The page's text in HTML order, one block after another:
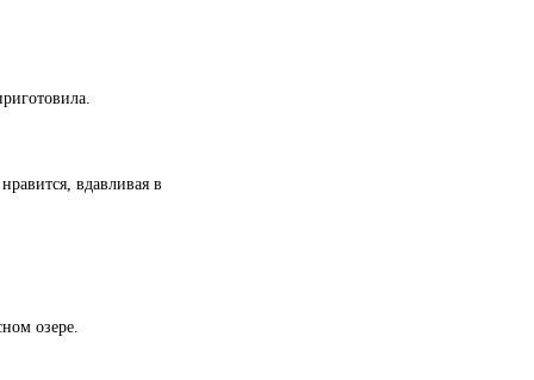
вдавливая в
озере.